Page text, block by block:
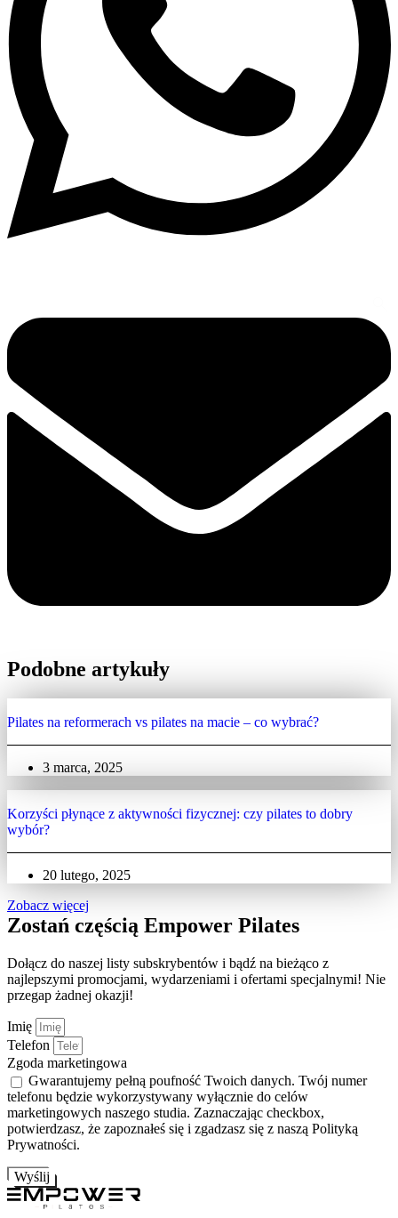
Podobne artykuły
Pilates na reformerach vs pilates na macie – co wybrać?
3 marca, 2025
Korzyści płynące z aktywności fizycznej: czy pilates to dobry
wybór?
20 lutego, 2025
Zobacz więcej
Zostań częścią Empower Pilates
Dołącz do naszej listy subskrybentów i bądź na bieżąco z
najlepszymi promocjami, wydarzeniami i ofertami specjalnymi! Nie
przegap żadnej okazji!
Imię
Telefon
Zgoda marketingowa
Gwarantujemy pełną poufność Twoich danych. Twój numer
telefonu będzie wykorzystywany wyłącznie do celów
marketingowych naszego studia. Zaznaczając checkbox,
potwierdzasz, że zapoznałeś się i zgadzasz się z naszą Polityką
Prywatności.
Wyślij